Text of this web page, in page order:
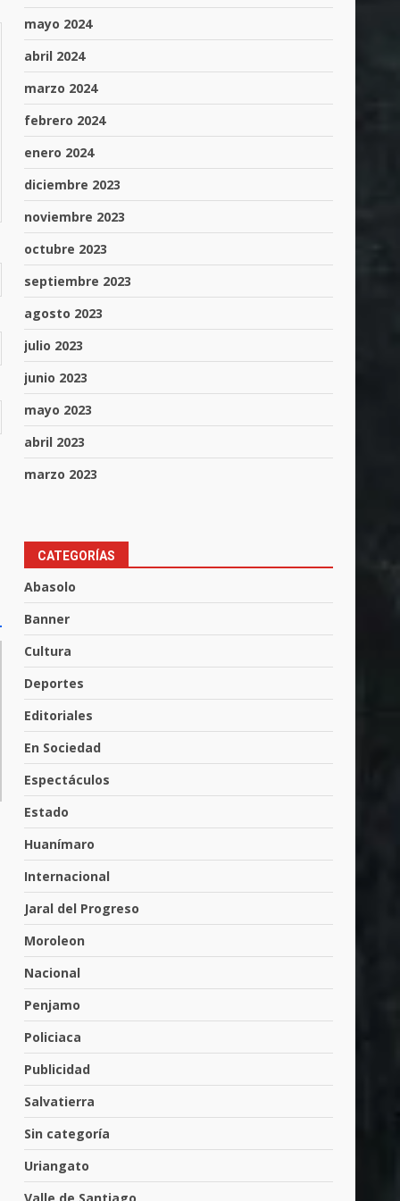
mayo 2024
abril 2024
marzo 2024
febrero 2024
enero 2024
diciembre 2023
noviembre 2023
octubre 2023
septiembre 2023
agosto 2023
julio 2023
junio 2023
mayo 2023
abril 2023
marzo 2023
CATEGORÍAS
Abasolo
Banner
Cultura
Deportes
Editoriales
En Sociedad
Espectáculos
Estado
Huanímaro
Internacional
Jaral del Progreso
Moroleon
Nacional
Penjamo
Policiaca
Publicidad
Salvatierra
Sin categoría
Uriangato
3
Muere peatón arrollado por
4
José Antonio Villanueva
3 de agosto de 2026
5
Hombre pierde la vida en
tabiquera
6
31 de julio de 2026
7
Envía Gobierno de la Gente